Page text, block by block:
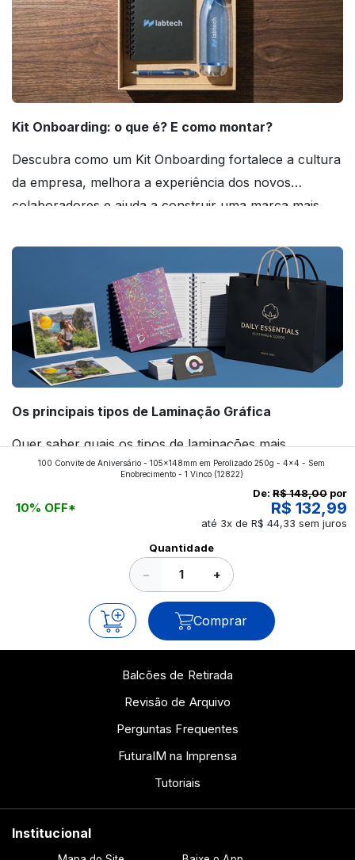
Kit Onboarding: o que é? E como montar?
Descubra como um Kit Onboarding fortalece a cultura
da empresa, melhora a experiência dos novos
colaboradores e ajuda a construir uma marca mais
Os principais tipos de Laminação Gráfica
Quer saber quais os tipos de laminações mais
aplicados nos impressos da gráfica FuturaIM? Então,
continue a leitura que vamos revelar para você!
100 Convite de Aniversário - 105x148mm em Perolizado 250g - 4x4 - Sem
Enobrecimento - 1 Vinco(12822)
10% OFF*
De: R$ 148,00 por
R$ 132,99
até 3x de R$ 44,33 sem juros
Quantidade
− +
Comprar
Balcões de Retirada
Revisão de Arquivo
Perguntas Frequentes
FuturaIM na Imprensa
Tutoriais
Institucional